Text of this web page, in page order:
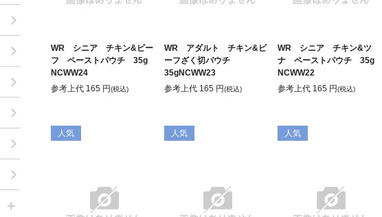
WR シニア チキン&ビー
フ ペーストパウチ 35g
NCWW24
参考上代 165 円(税込)
WR アダルト チキン&ビ
ーフざく切パウチ
35gNCWW23
参考上代 165 円(税込)
WR シニア チキン&ツ
ナ ペーストパウチ 35g
NCWW22
参考上代 165 円(税込)
人気 人気 人気
＋